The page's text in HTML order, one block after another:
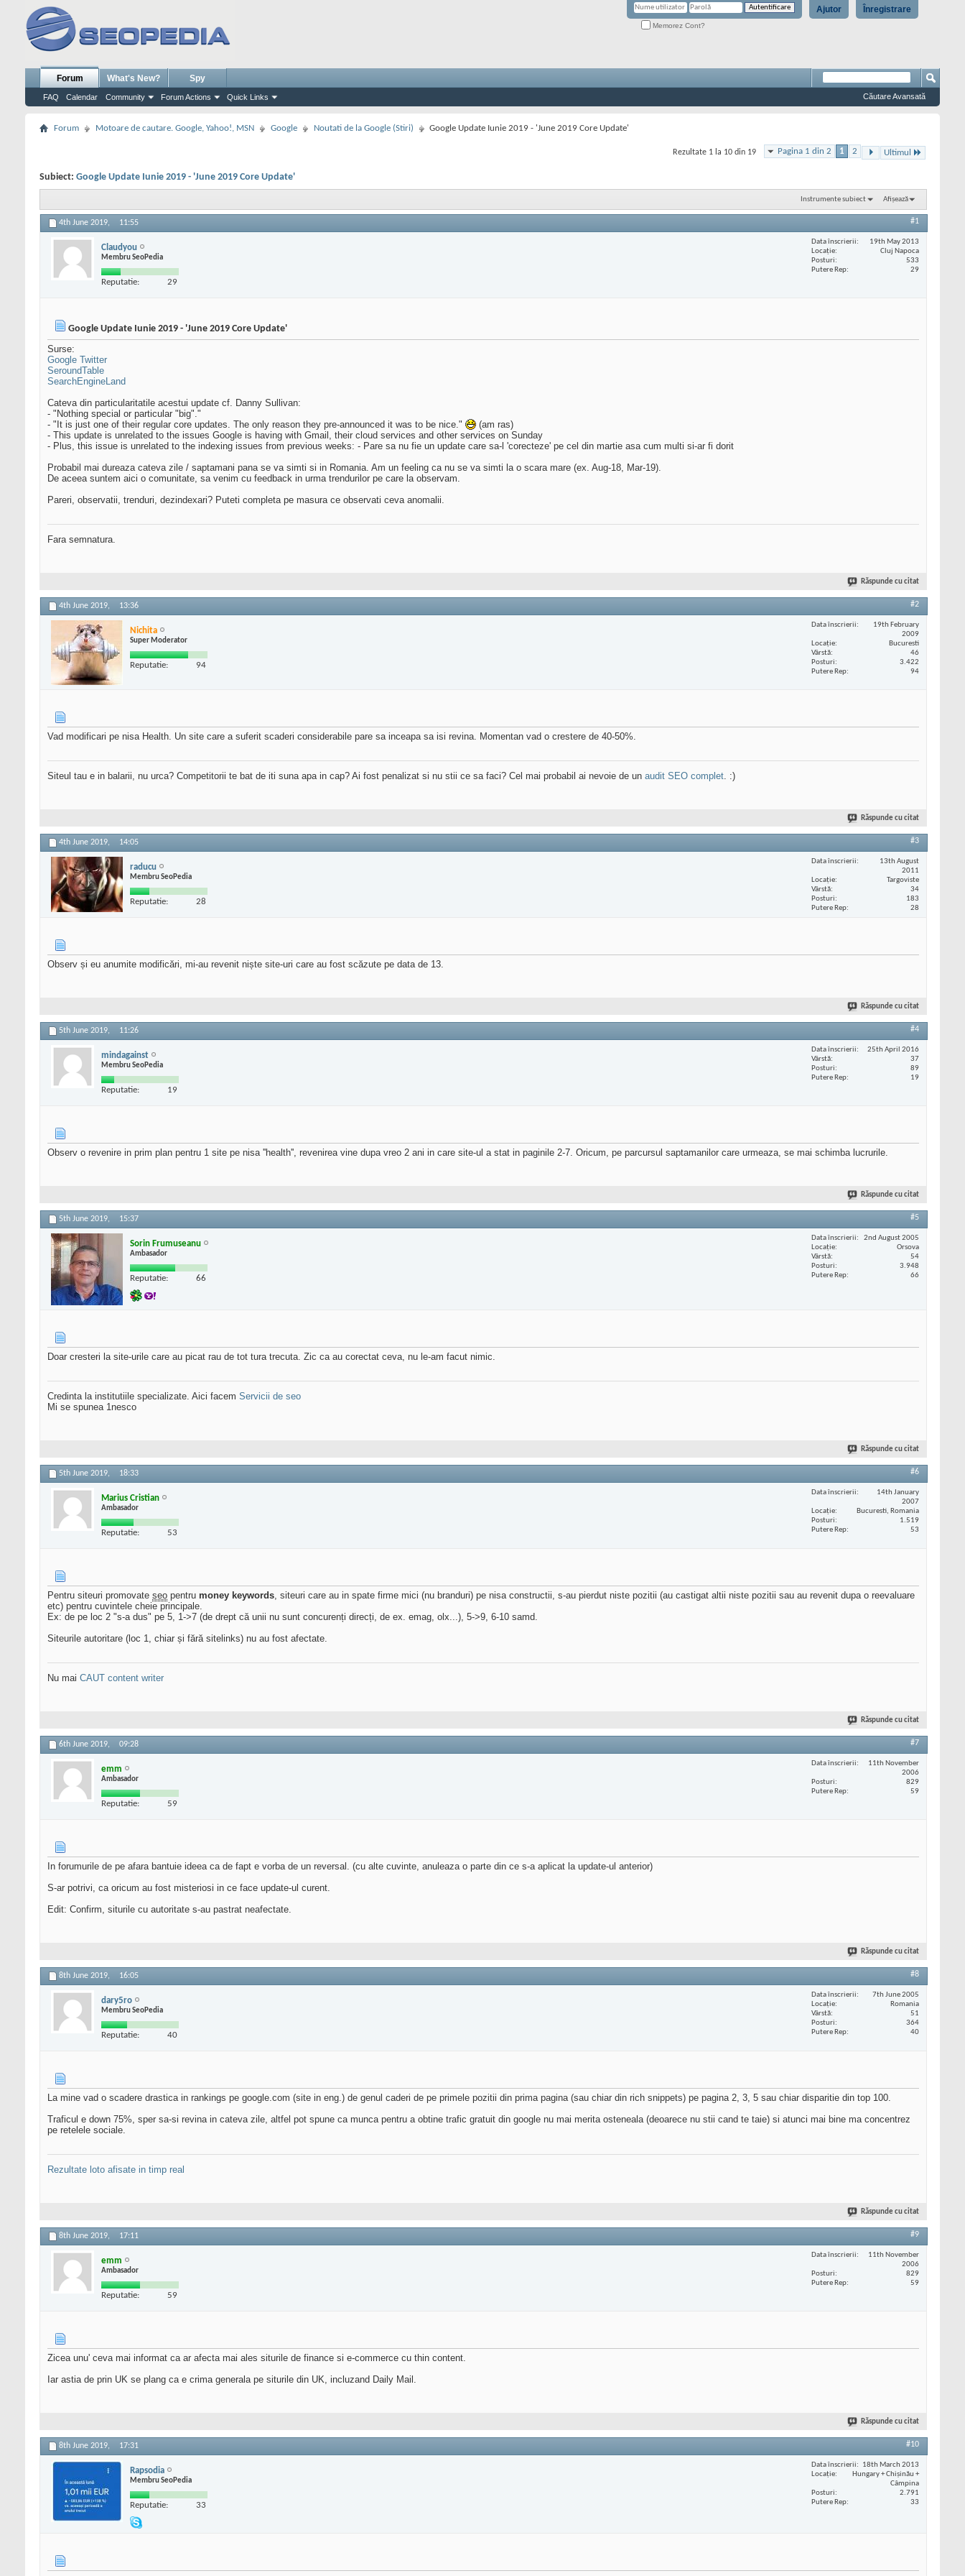
Înregistrare
Ajutor
Memorez Cont?
Forum
FAQ Calendar Community Forum Actions Quick Links
What's New? Spy
Căutare Avansată
Forum Motoare de cautare. Google, Yahoo!, MSN Google Noutati de la Google (Stiri) Google Update Iunie 2019 - 'June 2019 Core Update'
Pagina 1 din 2 1 2 Ultimul
Rezultate 1 la 10 din 19
Subiect: Google Update Iunie 2019 - 'June 2019 Core Update'
Instrumente subiect Afișează
4th June 2019, 11:55 #1
Claudyou
Membru SeoPedia
Reputatie: 29
Data înscrierii
19th May 2013
Locaţie
Cluj Napoca
Posturi
533
Putere Rep
29
Google Update Iunie 2019 - 'June 2019 Core Update'
Surse:
Google Twitter
SeroundTable
SearchEngineLand
Cateva din particularitatile acestui update cf. Danny Sullivan:
- "Nothing special or particular "big"."
- "It is just one of their regular core updates. The only reason they pre-announced it was to be nice."
(am ras)
- This update is unrelated to the issues Google is having with Gmail, their cloud services and other services on Sunday
- Plus, this issue is unrelated to the indexing issues from previous weeks: - Pare sa nu fie un update care sa-l 'corecteze' pe cel din martie asa cum multi si-ar fi dorit
Probabil mai dureaza cateva zile / saptamani pana se va simti si in Romania. Am un feeling ca nu se va simti la o scara mare (ex. Aug-18, Mar-19).
De aceea suntem aici o comunitate, sa venim cu feedback in urma trendurilor pe care la observam.
Pareri, observatii, trenduri, dezindexari? Puteti completa pe masura ce observati ceva anomalii.
Fara semnatura.
Răspunde cu citat
4th June 2019, 13:36 #2
Nichita
Super Moderator
Reputatie: 94
Data înscrierii
19th February
2009
Locaţie
Bucuresti
Vârstă
46
Posturi
3.422
Putere Rep
94
Vad modificari pe nisa Health. Un site care a suferit scaderi considerabile pare sa inceapa sa isi revina. Momentan vad o crestere de 40-50%.
Siteul tau e in balarii, nu urca? Competitorii te bat de iti suna apa in cap? Ai fost penalizat si nu stii ce sa faci? Cel mai probabil ai nevoie de un audit SEO complet. :)
Răspunde cu citat
4th June 2019, 14:05 #3
raducu
Membru SeoPedia
Reputatie: 28
Data înscrierii
13th August
2011
Locaţie
Targoviste
Vârstă
34
Posturi
183
Putere Rep
28
Observ și eu anumite modificări, mi-au revenit niște site-uri care au fost scăzute pe data de 13.
Răspunde cu citat
5th June 2019, 11:26 #4
mindagainst
Membru SeoPedia
Reputatie: 19
Data înscrierii
25th April 2016
Vârstă
37
Posturi
89
Putere Rep
19
Observ o revenire in prim plan pentru 1 site pe nisa ''health'', revenirea vine dupa vreo 2 ani in care site-ul a stat in paginile 2-7. Oricum, pe parcursul saptamanilor care urmeaza, se mai schimba lucrurile.
Răspunde cu citat
5th June 2019, 15:37 #5
Sorin Frumuseanu
Ambasador
Reputatie: 66
Data înscrierii
2nd August 2005
Locaţie
Orsova
Vârstă
54
Posturi
3.948
Putere Rep
66
Doar cresteri la site-urile care au picat rau de tot tura trecuta. Zic ca au corectat ceva, nu le-am facut nimic.
Credinta la institutiile specializate. Aici facem Servicii de seo
Mi se spunea 1nesco
Răspunde cu citat
5th June 2019, 18:33 #6
Marius Cristian
Ambasador
Reputatie: 53
Data înscrierii
14th January
2007
Locaţie
Bucuresti, Romania
Posturi
1.519
Putere Rep
53
Pentru siteuri promovate seo pentru money keywords, siteuri care au in spate firme mici (nu branduri) pe nisa constructii, s-au pierdut niste pozitii (au castigat altii niste pozitii sau au revenit dupa o reevaluare
etc) pentru cuvintele cheie principale.
Ex: de pe loc 2 "s-a dus" pe 5, 1->7 (de drept că unii nu sunt concurenți direcți, de ex. emag, olx...), 5->9, 6-10 samd.
Siteurile autoritare (loc 1, chiar și fără sitelinks) nu au fost afectate.
Nu mai CAUT content writer
Răspunde cu citat
6th June 2019, 09:28 #7
emm
Ambasador
Reputatie: 59
Data înscrierii
11th November
2006
Posturi
829
Putere Rep
59
In forumurile de pe afara bantuie ideea ca de fapt e vorba de un reversal. (cu alte cuvinte, anuleaza o parte din ce s-a aplicat la update-ul anterior)
S-ar potrivi, ca oricum au fost misteriosi in ce face update-ul curent.
Edit: Confirm, siturile cu autoritate s-au pastrat neafectate.
Răspunde cu citat
8th June 2019, 16:05 #8
dary5ro
Membru SeoPedia
Reputatie: 40
Data înscrierii
7th June 2005
Locaţie
Romania
Vârstă
51
Posturi
364
Putere Rep
40
La mine vad o scadere drastica in rankings pe google.com (site in eng.) de genul caderi de pe primele pozitii din prima pagina (sau chiar din rich snippets) pe pagina 2, 3, 5 sau chiar disparitie din top 100.
Traficul e down 75%, sper sa-si revina in cateva zile, altfel pot spune ca munca pentru a obtine trafic gratuit din google nu mai merita osteneala (deoarece nu stii cand te taie) si atunci mai bine ma concentrez
pe retelele sociale.
Rezultate loto afisate in timp real
Răspunde cu citat
8th June 2019, 17:11 #9
emm
Ambasador
Reputatie: 59
Data înscrierii
11th November
2006
Posturi
829
Putere Rep
59
Zicea unu' ceva mai informat ca ar afecta mai ales siturile de finance si e-commerce cu thin content.
Iar astia de prin UK se plang ca e crima generala pe siturile din UK, incluzand Daily Mail.
Răspunde cu citat
8th June 2019, 17:31 #10
Rapsodia
Membru SeoPedia
Reputatie: 33
Data înscrierii
18th March 2013
Locaţie
Hungary + Chișinău +
Câmpina
Posturi
2.791
Putere Rep
33